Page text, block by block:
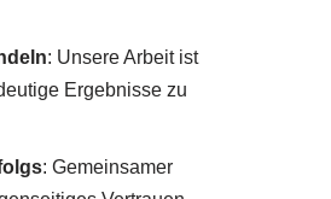
: Unsere Arbeit ist
Ergebnisse zu
: Gemeinsamer